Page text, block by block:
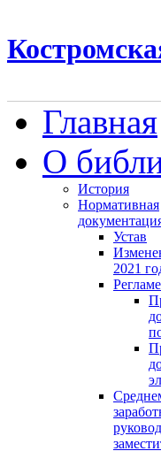
Главная
О
История
Нормативная
Устав
2021